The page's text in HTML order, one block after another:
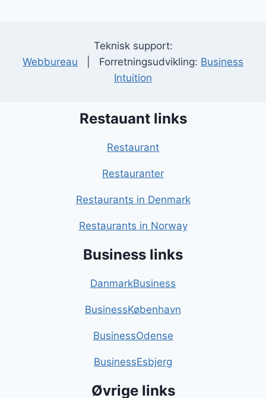
Teknisk support:
Webbureau | Forretningsudvikling: Business
Intuition
Restauant links
Restaurant
Restauranter
Restaurants in Denmark
Restaurants in Norway
Business links
DanmarkBusiness
BusinessKøbenhavn
BusinessOdense
BusinessEsbjerg
Øvrige links